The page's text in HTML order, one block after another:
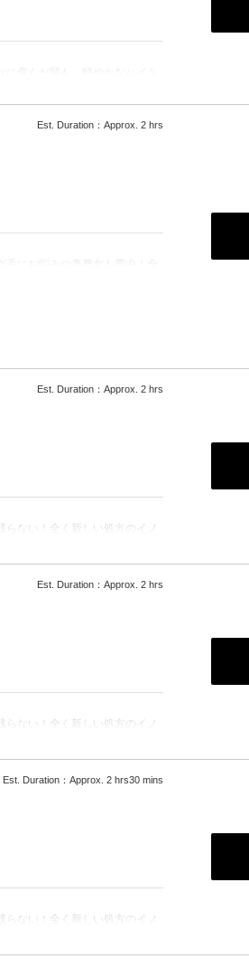
Est. Duration：Approx. 2 hrs
ートメントです☆
Est. Duration：Approx. 2 hrs
らない！全く新しい処方のイノ
ー込み。※リタッチカラーの場
Est. Duration：Approx. 2 hrs
らない！全く新しい処方のイノ
ー込み。※リタッチカラーの場
Est. Duration：Approx. 2 hrs30 mins
らない！全く新しい処方のイノ
ー込み。※リタッチカラーの場